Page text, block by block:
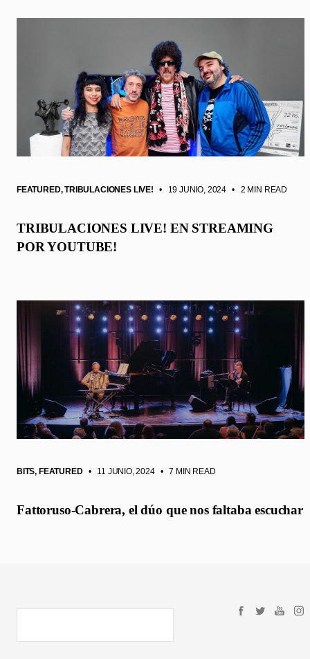
FEATURED,TRIBULACIONES LIVE! • 19 JUNIO, 2024 • 2 MIN READ
TRIBULACIONES LIVE! EN STREAMING
POR YOUTUBE!
BITS, FEATURED • 11 JUNIO, 2024 • 7 MIN READ
Fattoruso-Cabrera, el dúo que nos faltaba escuchar